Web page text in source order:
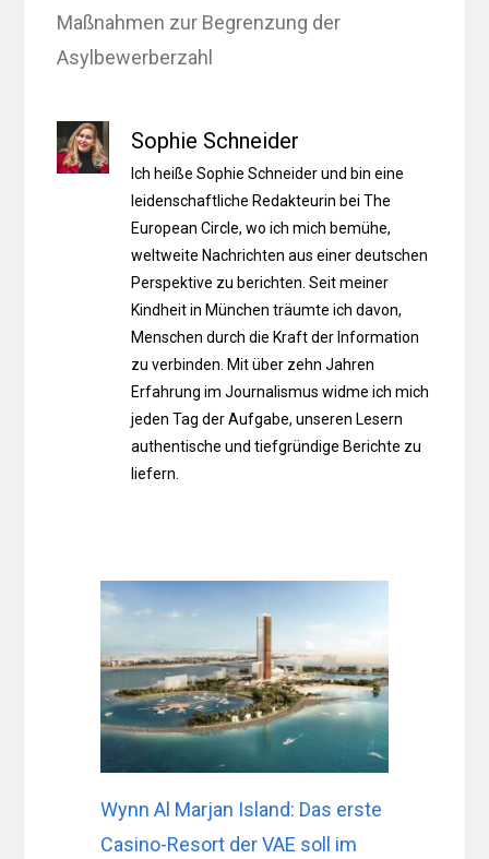
Maßnahmen zur Begrenzung der
Asylbewerberzahl
Sophie Schneider
Ich heiße Sophie Schneider und bin eine
leidenschaftliche Redakteurin bei The
European Circle, wo ich mich bemühe,
weltweite Nachrichten aus einer deutschen
Perspektive zu berichten. Seit meiner
Kindheit in München träumte ich davon,
Menschen durch die Kraft der Information
zu verbinden. Mit über zehn Jahren
Erfahrung im Journalismus widme ich mich
jeden Tag der Aufgabe, unseren Lesern
authentische und tiefgründige Berichte zu
liefern.
Wynn Al Marjan Island: Das erste
Casino-Resort der VAE soll im